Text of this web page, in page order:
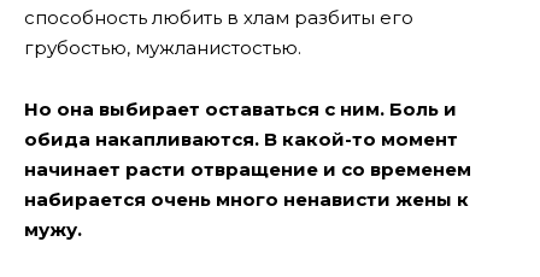
способность любить в хлам разбиты его
грубостью, мужланистостью.
Но она выбирает оставаться с ним. Боль и
обида накапливаются. В какой-то момент
начинает расти отвращение и со временем
набирается очень много ненависти жены к
мужу.